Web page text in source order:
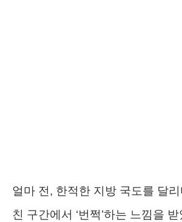
얼마 전, 한적한 지방 국도를 달
친 구간에서 ‘번쩍’하는 느낌을